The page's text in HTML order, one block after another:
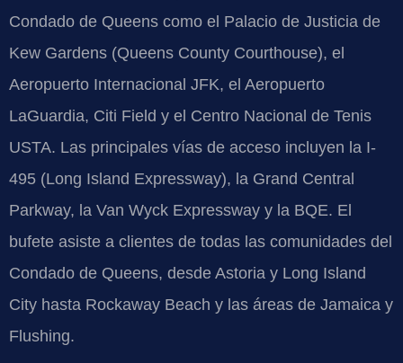
Condado de Queens como el Palacio de Justicia de
Kew Gardens (Queens County Courthouse), el
Aeropuerto Internacional JFK, el Aeropuerto
LaGuardia, Citi Field y el Centro Nacional de Tenis
USTA. Las principales vías de acceso incluyen la I-
495 (Long Island Expressway), la Grand Central
Parkway, la Van Wyck Expressway y la BQE. El
bufete asiste a clientes de todas las comunidades del
Condado de Queens, desde Astoria y Long Island
City hasta Rockaway Beach y las áreas de Jamaica y
Flushing.